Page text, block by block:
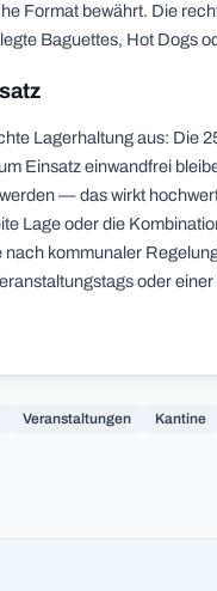
Format bewährt. Die
Baguettes, Hot Dogs
Lagerhaltung aus: Die
Einsatz einwandfrei
— das wirkt
Lage oder die
kommunaler
oder
Veranstaltungen Kantine